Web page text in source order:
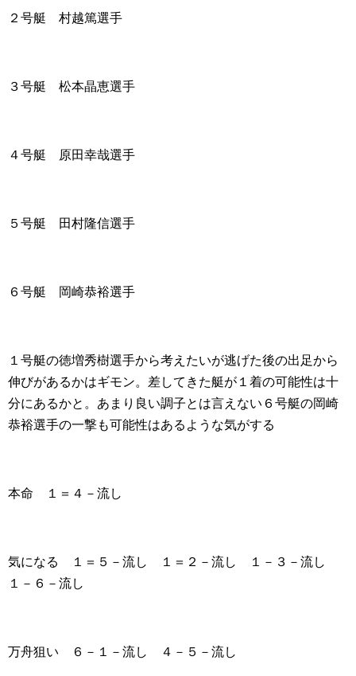
２号艇 村越篤選手
３号艇 松本晶恵選手
４号艇 原田幸哉選手
５号艇 田村隆信選手
６号艇 岡崎恭裕選手
１号艇の徳増秀樹選手から考えたいが逃げた後の出足から
伸びがあるかはギモン。差してきた艇が１着の可能性は十
分にあるかと。あまり良い調子とは言えない６号艇の岡崎
恭裕選手の一撃も可能性はあるような気がする
本命 １＝４－流し
気になる １＝５－流し １＝２－流し １－３－流し
１－６－流し
万舟狙い ６－１－流し ４－５－流し